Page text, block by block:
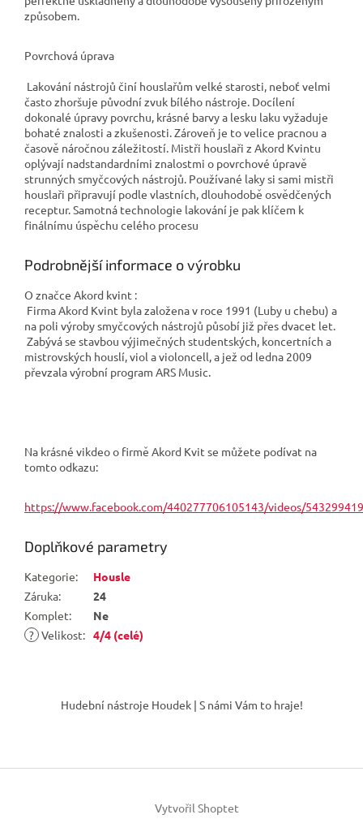
způsobem.
Povrchová úprava
Lakování nástrojů činí houslařům velké starosti, neboť velmi
často zhoršuje původní zvuk bílého nástroje. Docílení
dokonalé úpravy povrchu, krásné barvy a lesku laku vyžaduje
bohaté znalosti a zkušenosti. Zároveň je to velice pracnou a
časově náročnou záležitostí. Mistři houslaři z Akord Kvintu
oplývají nadstandardními znalostmi o povrchové úpravě
strunných smyčcových nástrojů. Používané laky si sami mistři
houslaři připravují podle vlastních, dlouhodobě osvědčených
receptur. Samotná technologie lakování je pak klíčem k
finálnímu úspěchu celého procesu
Podrobnější informace o výrobku
O značce Akord kvint :
Firma Akord Kvint byla založena v roce 1991 (Luby u chebu) a
na poli výroby smyčcových nástrojů působí již přes dvacet let.
Zabývá se stavbou výjimečných studentských, koncertních a
mistrovských houslí, viol a violoncell, a jež od ledna 2009
převzala výrobní program ARS Music.
Na krásné vikdeo o firmě Akord Kvit se můžete podívat na
tomto odkazu:
https://www.facebook.com/440277706105143/videos/
Doplňkové parametry
Kategorie:
Housle
Záruka:
24
Komplet:
Ne
? Velikost: 4/4 (celé)
í
Hudební nástroje Houdek | S námi Vám to hraje!
Vytvořil Shoptet